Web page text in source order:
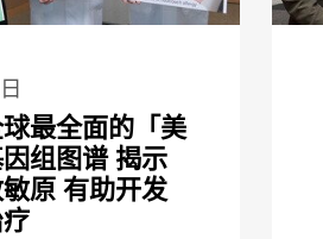
最全面的「美
组图谱 揭示
原 有助开发